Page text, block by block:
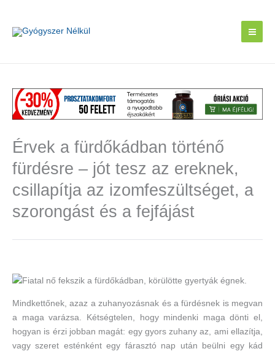
content
Érvek a fürdőkádban történő
fürdésre – jót tesz az ereknek,
csillapítja az izomfeszültséget, a
szorongást és a fejfájást
Mindkettőnek, azaz a zuhanyozásnak és a fürdésnek is megvan
a maga varázsa. Kétségtelen, hogy mindenki maga dönti el,
hogyan is érzi jobban magát: egy gyors zuhany az, ami ellazítja,
vagy szeret esténként egy fárasztó nap után beülni egy kád